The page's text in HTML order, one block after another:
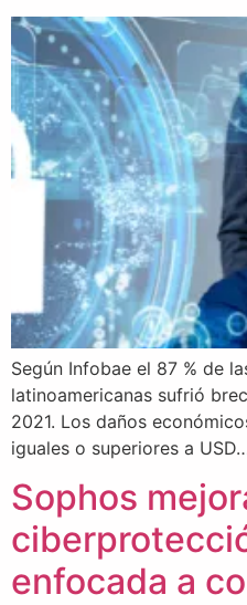
Según Infobae el 87 % de
latinoamericanas sufrió
2021. Los daños
iguales o superiores a
Sophos
enfocada a